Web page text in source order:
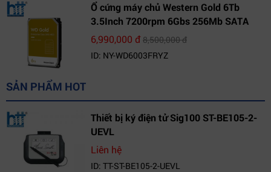
Ổ cứng máy chủ Western Gold 6Tb
3.5Inch 7200rpm 6Gbs 256Mb SATA
(WD6003FRYZ)
6,990,000 đ8,500,000 đ
ID: NY-WD6003FRYZ
SẢN PHẨM HOT
Thiết bị ký điện tử Sig100 ST-BE105-2-
UEVL
Liên hệ
ID: TT-ST-BE105-2-UEVL